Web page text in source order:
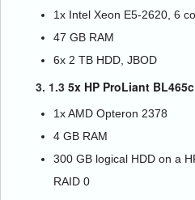
1x Intel Xeon E5-2620, 6
47 GB RAM
6x 2 TB HDD, JBOD
3. 1.3 5x HP ProLiant
1x AMD Opteron 2378
4 GB RAM
300 GB logical HDD on a
RAID 0